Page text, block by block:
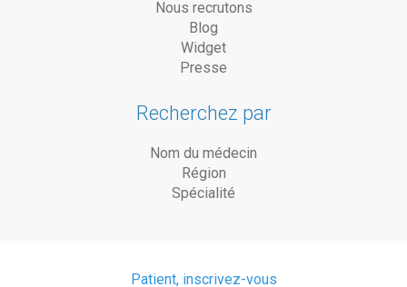
Nous recrutons
Blog
Widget
Presse
Recherchez par
Nom du médecin
Région
Spécialité
Patient, inscrivez-vous